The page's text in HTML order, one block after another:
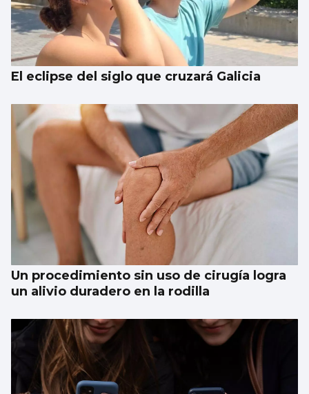
El eclipse del siglo que cruzará Galicia
Un procedimiento sin uso de cirugía logra
un alivio duradero en la rodilla